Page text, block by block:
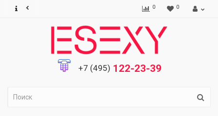
0 0
+7 (495) 122-23-39